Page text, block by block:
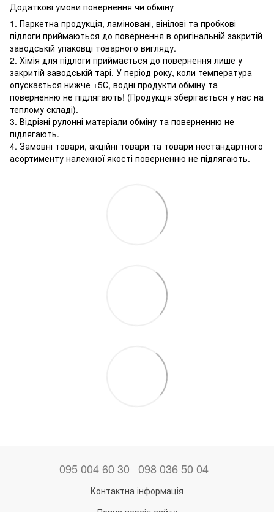
Додаткові умови повернення чи обміну
1. Паркетна продукція, ламіновані, вінілові та пробкові
підлоги приймаються до повернення в оригінальній закритій
заводській упаковці товарного вигляду.
2. Хімія для підлоги приймається до повернення лише у
закритій заводській тарі. У період року, коли температура
опускається нижче +5С, водні продукти обміну та
поверненню не підлягають! (Продукція зберігається у нас на
теплому складі).
3. Відрізні рулонні матеріали обміну та поверненню не
підлягають.
4. Замовні товари, акційні товари та товари нестандартного
асортименту належної якості поверненню не підлягають.
095 004 60 30 098 036 50 04
Контактна інформація